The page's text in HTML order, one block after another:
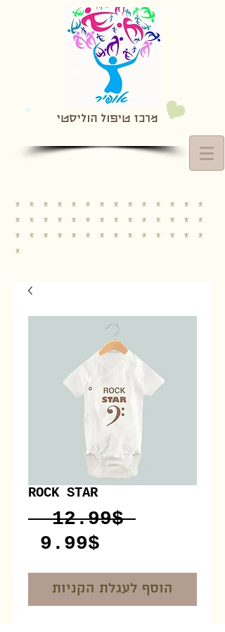
מרכז טיפול הוליסטי
* * * * * * * * * * * * * *
* * * * * * * * * * * * * *
* * * * * * * * * * * * * *
*
ROCK STAR
‏12.99 ‏$ Regular
‏9.99 ‏$
Price
הוסף לעגלת הקניות